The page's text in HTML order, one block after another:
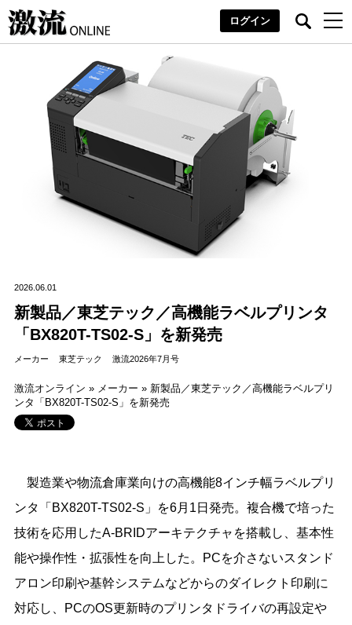
ログイン
2026.06.01
新製品／東芝テック／高機能ラベルプリンタ
「BX820T-TS02-S」を新発売
メーカー 東芝テック 激流2026年7月号
激流オンライン » メーカー » 新製品／東芝テック／高機能ラベルプリ
ンタ「BX820T-TS02-S」を新発売
製造業や物流倉庫業向けの高機能8インチ幅ラベルプリ
ンタ「BX820T-TS02-S」を6月1日発売。複合機で培った
技術を応用したA-BRIDアーキテクチャを搭載し、基本性
能や操作性・拡張性を向上した。PCを介さないスタンド
アロン印刷や基幹システムなどからのダイレクト印刷に
対応し、PCのOS更新時のプリンタドライバの再設定や